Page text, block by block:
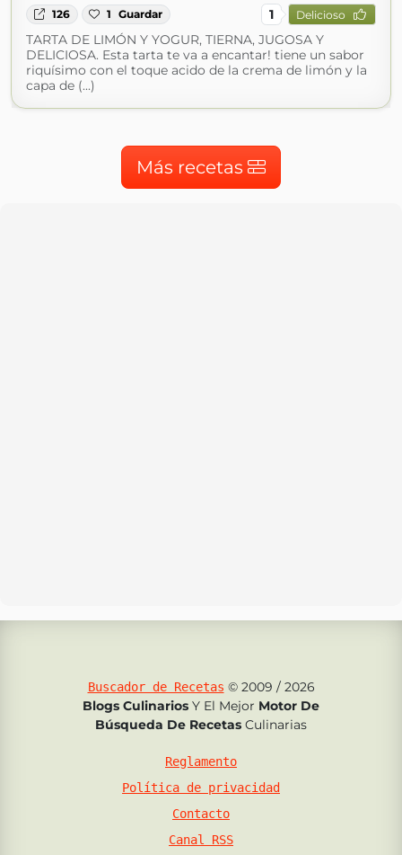
126 1 Guardar 1 Delicioso
TARTA DE LIMÓN Y YOGUR, TIERNA, JUGOSA Y
DELICIOSA. Esta tarta te va a encantar! tiene un sabor
riquísimo con el toque acido de la crema de limón y la
capa de (...)
Más recetas
Buscador de Recetas © 2009 / 2026
Blogs Culinarios Y El Mejor Motor De
Búsqueda De Recetas Culinarias
Reglamento
Política de privacidad
Contacto
Canal RSS